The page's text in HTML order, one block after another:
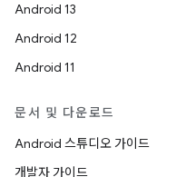
Android 13
Android 12
Android 11
문서 및 다운로드
Android 스튜디오 가이드
개발자 가이드